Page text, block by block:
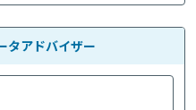
タアドバイザー